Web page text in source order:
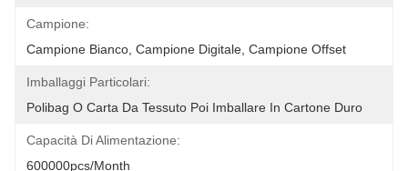
Campione:
Campione Bianco, Campione Digitale, Campione Offset
Imballaggi Particolari:
Polibag O Carta Da Tessuto Poi Imballare In Cartone Duro
Capacità Di Alimentazione:
600000pcs/month